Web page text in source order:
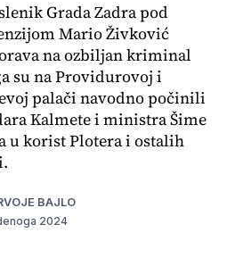
Grada Zadra pod
Mario Živković
na ozbiljan kriminal
su na Providurovoj i
palači navodno počinili
Kalmete i ministra Šime
u korist Plotera i ostalih
BAJLO
2024